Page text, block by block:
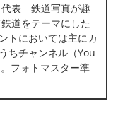
代表 鉄道写真が趣
道をテーマにした
トにおいては主にカ
ちチャンネル（You
フォトマスター準